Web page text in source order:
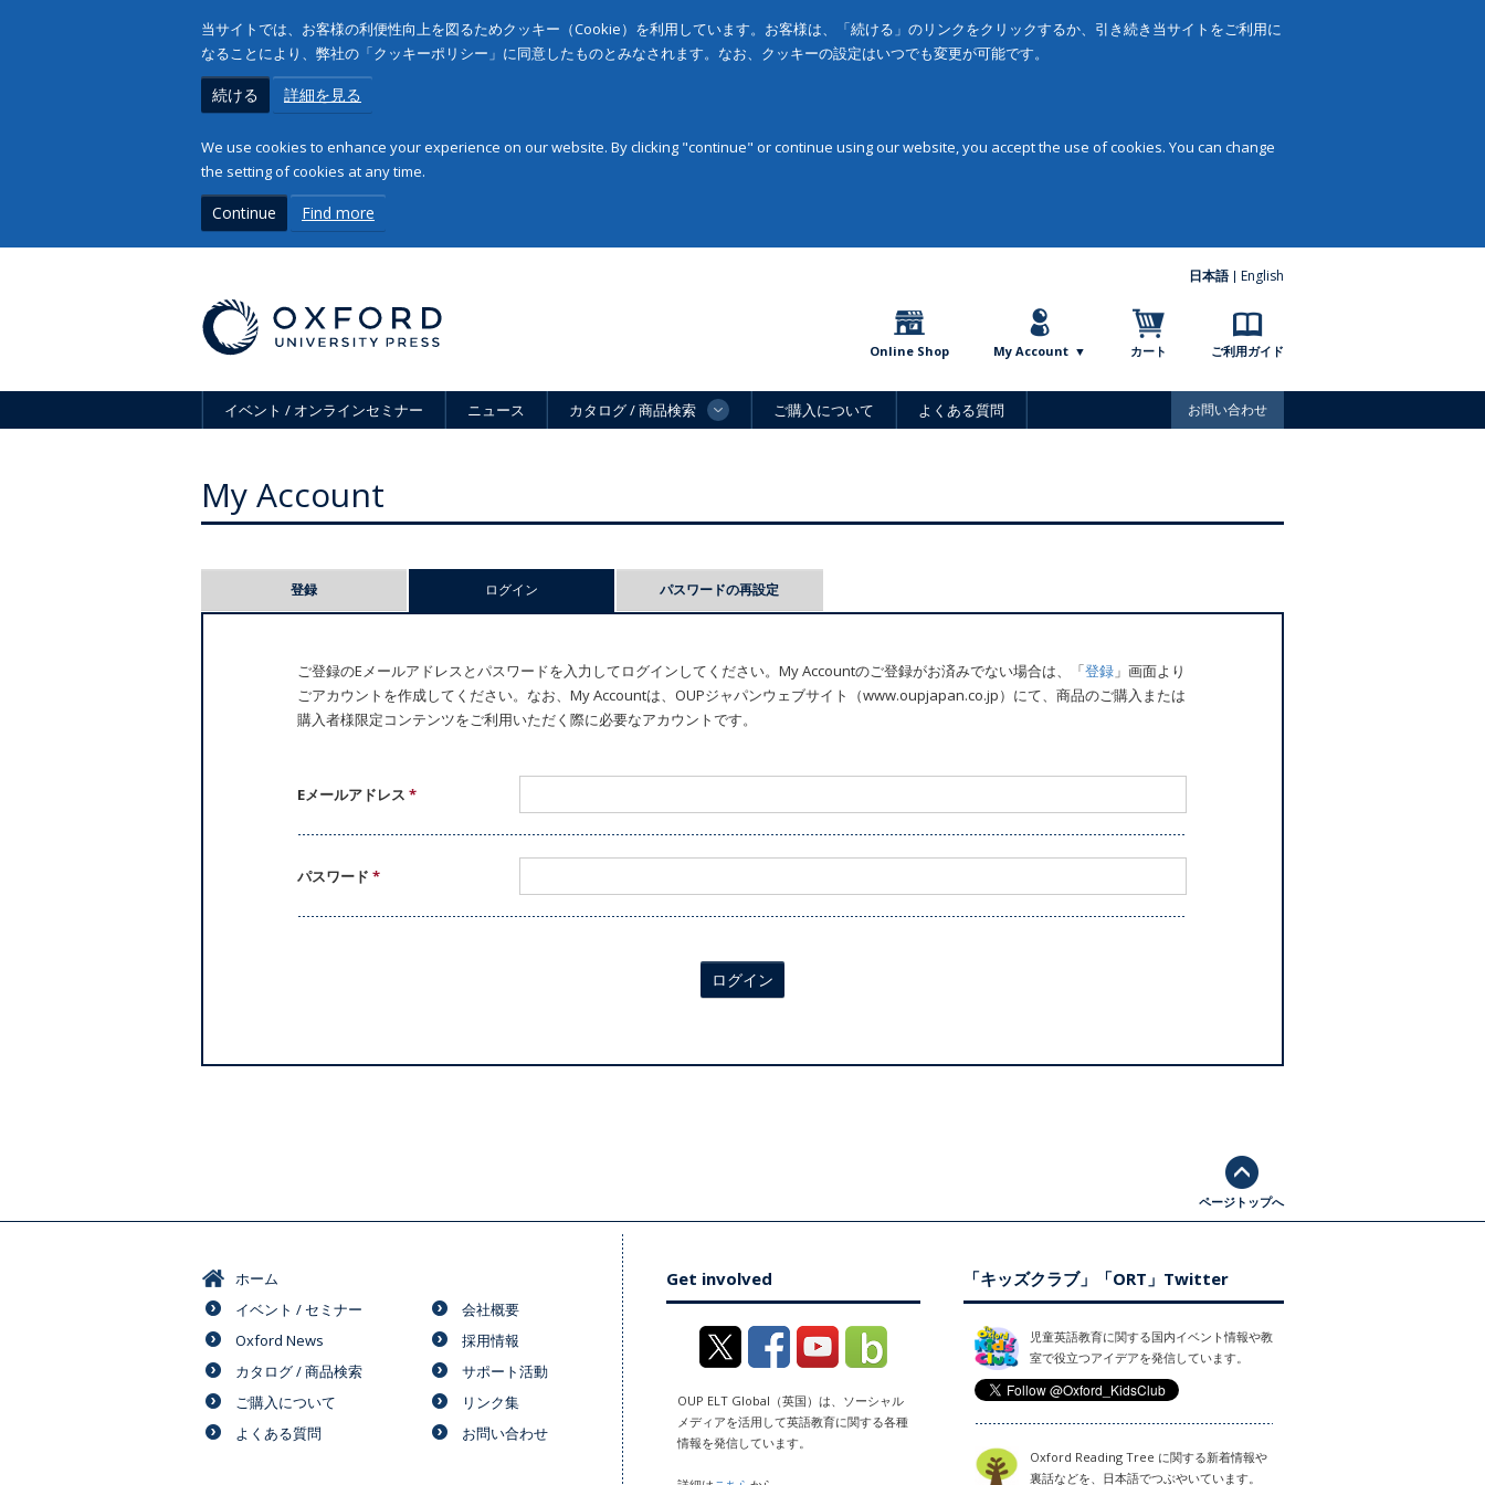
当サイトでは、お客様の利便性向上を図るためクッキー（Cookie）を利用しています。お客様は、「続ける」のリンクをクリックするか、引き続き当サイトをご利用に
なることにより、弊社の「クッキーポリシー」に同意したものとみなされます。なお、クッキーの設定はいつでも変更が可能です。
続ける 詳細を見る
We use cookies to enhance your experience on our website. By clicking "continue" or continue using our website, you accept the use of cookies. You can change
the setting of cookies at any time.
Continue Find more
日本語 English
Online Shop My Account カート ご利用ガイド
イベント / オンラインセミナー ニュース カタログ / 商品検索 ご購入について よくある質問 お問い合わせ
My Account
登録 ログイン パスワードの再設定
ご登録のEメールアドレスとパスワードを入力してログインしてください。My Accountのご登録がお済みでない場合は、「登録 」画面より
ごアカウントを作成してください。なお、My Accountは、OUPジャパンウェブサイト（www.oupjapan.co.jp）にて、商品のご購入または
購入者様限定コンテンツをご利用いただく際に必要なアカウントです。
Eメールアドレス*
パスワード*
ログイン
ページトップへ
ホーム
イベント / セミナー
Oxford News
カタログ / 商品検索
ご購入について
よくある質問
会社概要
採用情報
サポート活動
リンク集
お問い合わせ
Get involved
OUP ELT Global（英国）は、ソーシャル
メディアを活用して英語教育に関する各種
情報を発信しています。
「キッズクラブ」「ORT」Twitter
児童英語教育に関する国内イベント情報や教
室で役立つアイデアを発信しています。
Oxford Reading Tree に関する新着情報や
裏話などを、日本語でつぶやいています。